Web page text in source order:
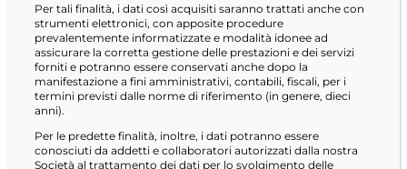
Per tali finalità, i dati così acquisiti saranno trattati anche con
strumenti elettronici, con apposite procedure
prevalentemente informatizzate e modalità idonee ad
assicurare la corretta gestione delle prestazioni e dei servizi
forniti e potranno essere conservati anche dopo la
manifestazione a fini amministrativi, contabili, fiscali, per i
termini previsti dalle norme di riferimento (in genere, dieci
anni).
Per le predette finalità, inoltre, i dati potranno essere
conosciuti da addetti e collaboratori autorizzati dalla nostra
Società al trattamento dei dati per lo svolgimento delle